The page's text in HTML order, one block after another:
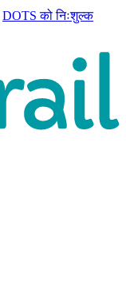
DOTS को निःशुल्क